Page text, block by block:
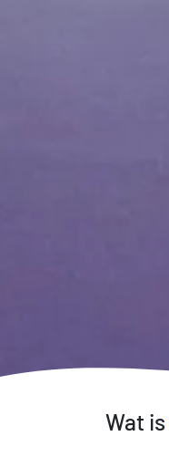
Wat is